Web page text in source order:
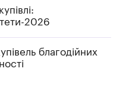
2026
благодійних